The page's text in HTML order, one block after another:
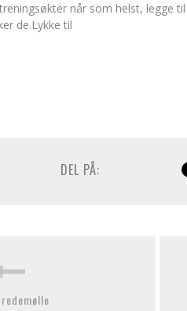
når som helst, legge
de.Lykke til
DEL PÅ: